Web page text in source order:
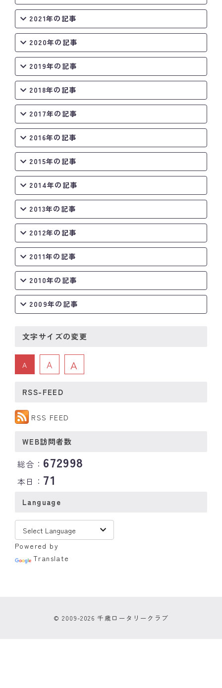
2021年の記事
2020年の記事
2019年の記事
2018年の記事
2017年の記事
2016年の記事
2015年の記事
2014年の記事
2013年の記事
2012年の記事
2011年の記事
2010年の記事
2009年の記事
文字サイズの変更
A A A
RSS-FEED
RSS FEED
WEB訪問者数
総合： 672998
本日： 71
Language
Powered by
Translate
© 2009-2026 千歳ロータリークラブ